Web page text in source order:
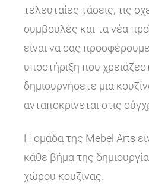
τελευταίες τάσεις, τις
συμβουλές και τα νέα
είναι να σας
υποστήριξη που
δημιουργήσετε μια
ανταποκρίνεται στις
Η ομάδα της Mebel Arts
κάθε βήμα της
χώρου κουζίνας.